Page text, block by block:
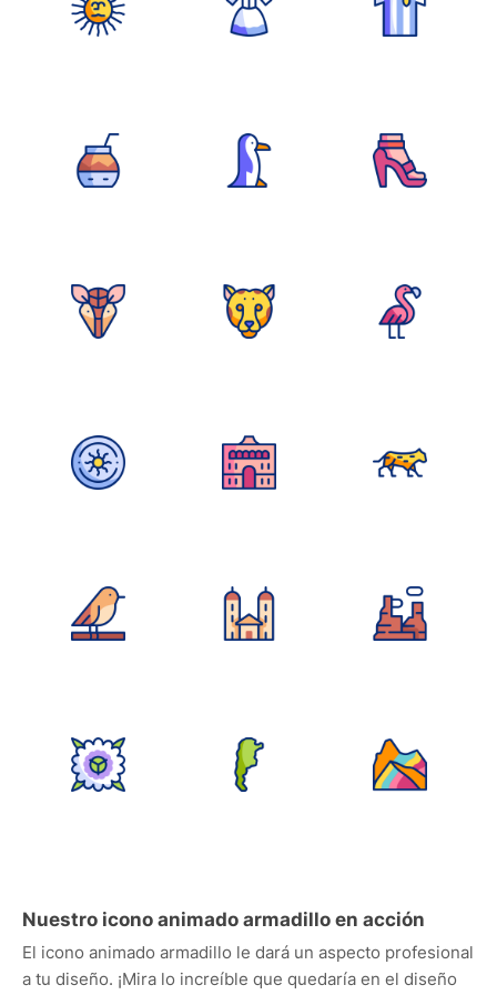
Nuestro icono animado armadillo en acción
El icono animado armadillo le dará un aspecto profesional
a tu diseño. ¡Mira lo increíble que quedaría en el diseño